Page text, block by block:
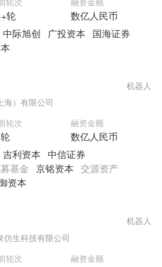
轮 数亿人民币
中际旭创 广投资本
国海证券
海）有限公司
轮次 融资金额
数亿人民币
机器人
吉利资本
中信证券
基金 京铭资本 交源资产
资本
仿生科技有限公司
轮次 融资金额
机器人